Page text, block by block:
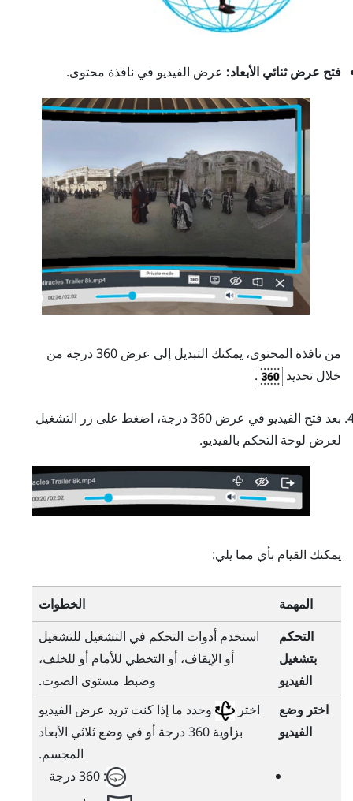
فتح عرض ثنائي الأبعاد: عرض الفيديو في نافذة محتوى.
من نافذة المحتوى، يمكنك التبديل إلى عرض 360 درجة من
خلال تحديد
.
بعد فتح الفيديو في عرض 360 درجة، اضغط على
زر التشغيل
لعرض لوحة التحكم بالفيديو.
يمكنك القيام بأي مما يلي:
المهمة
الخطوات
التحكم
بتشغيل
الفيديو
استخدم أدوات التحكم في التشغيل للتشغيل
أو الإيقاف، أو التخطي للأمام أو للخلف،
وضبط مستوى الصوت.
اختر وضع
الفيديو
اختر
وحدد ما إذا كنت تريد عرض الفيديو
بزاوية 360 درجة أو في وضع ثلاثي الأبعاد
المجسم.
: 360 درجة